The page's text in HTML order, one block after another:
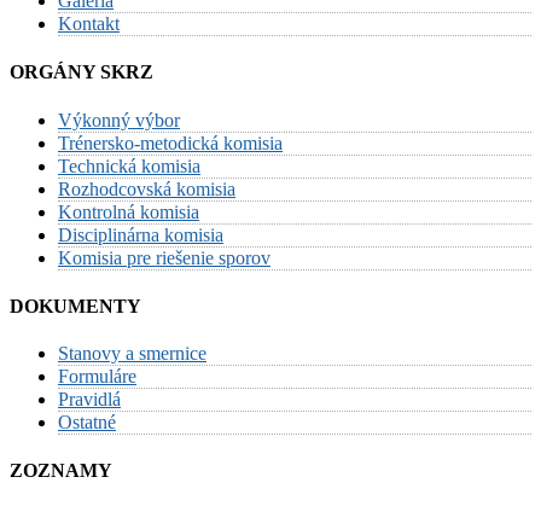
Kontakt
ORGÁNY SKRZ
Výkonný výbor
Trénersko-metodická komisia
Technická komisia
Rozhodcovská komisia
Kontrolná komisia
Disciplinárna komisia
Komisia pre riešenie sporov
DOKUMENTY
Stanovy a smernice
Formuláre
Pravidlá
Ostatné
ZOZNAMY